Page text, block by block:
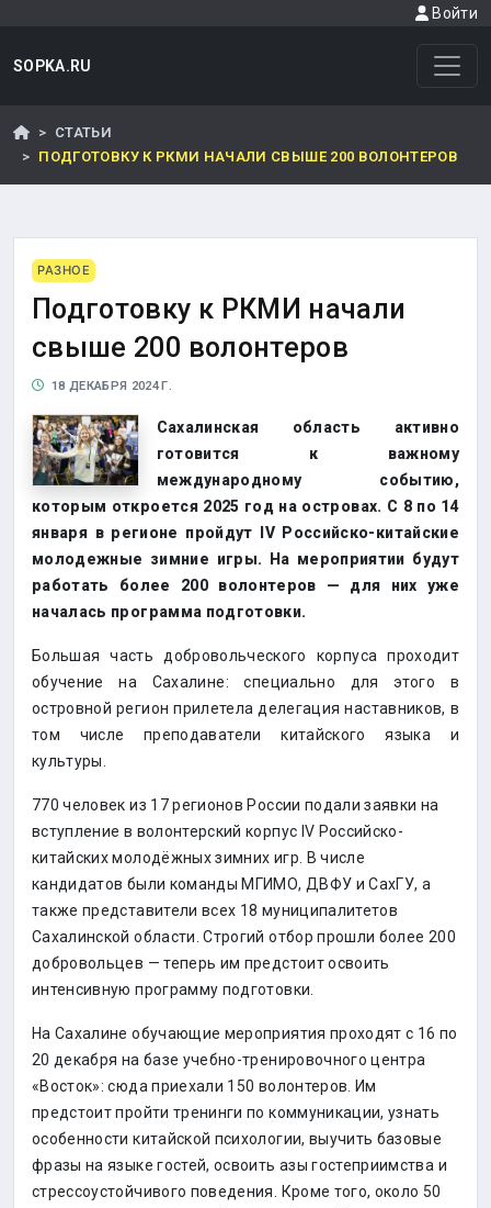
Войти
SOPKA.RU
СТАТЬИ
ПОДГОТОВКУ К РКМИ НАЧАЛИ СВЫШЕ 200 ВОЛОНТЕРОВ
РАЗНОЕ
Подготовку к РКМИ начали
свыше 200 волонтеров
18 ДЕКАБРЯ 2024 Г.
Сахалинская область активно
готовится к важному
международному событию,
которым откроется 2025 год на островах. С 8 по 14
января в регионе пройдут IV Российско-китайские
молодежные зимние игры. На мероприятии будут
работать более 200 волонтеров — для них уже
началась программа подготовки.
Большая часть добровольческого корпуса проходит
обучение на Сахалине: специально для этого в
островной регион прилетела делегация наставников, в
том числе преподаватели китайского языка и
культуры.
770 человек из 17 регионов России подали заявки на
вступление в волонтерский корпус IV Российско-
китайских молодёжных зимних игр. В числе
кандидатов были команды МГИМО, ДВФУ и СахГУ, а
также представители всех 18 муниципалитетов
Сахалинской области. Строгий отбор прошли более 200
добровольцев — теперь им предстоит освоить
интенсивную программу подготовки.
На Сахалине обучающие мероприятия проходят с 16 по
20 декабря на базе учебно-тренировочного центра
«Восток»: сюда приехали 150 волонтеров. Им
предстоит пройти тренинги по коммуникации, узнать
особенности китайской психологии, выучить базовые
фразы на языке гостей, освоить азы гостеприимства и
стрессоустойчивого поведения. Кроме того, около 50